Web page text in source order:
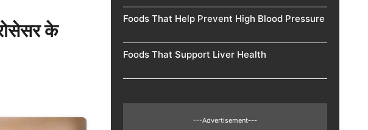
के
Foods That Help Prevent High Blood Pressure
Foods That Support Liver Health
---Advertisement---